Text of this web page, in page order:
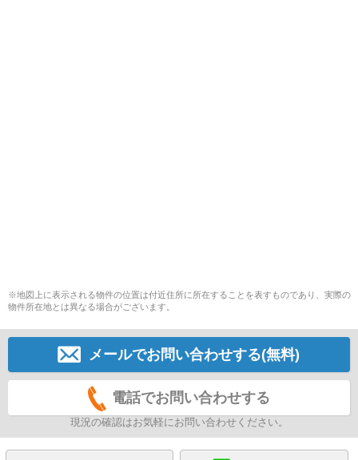
※地図上に表示される物件の位置は付近住所に所在することを表すものであり、実際の
物件所在地とは異なる場合がございます。
メールでお問い合わせする(無料)
電話でお問い合わせする
現況の確認はお気軽にお問い合わせください。